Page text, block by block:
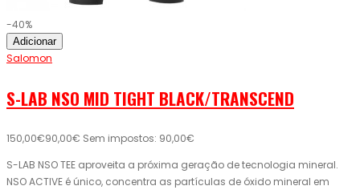
-40%
Adicionar
Salomon
S-LAB NSO MID TIGHT BLACK/TRANSCEND
150,00€90,00€ Sem impostos: 90,00€
S-LAB NSO TEE aproveita a próxima geração de tecnologia mineral.
NSO ACTIVE é único, concentra as partículas de óxido mineral em